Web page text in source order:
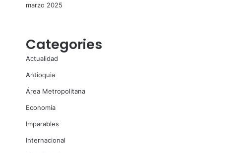
marzo 2025
Categories
Actualidad
Antioquia
Área Metropolitana
Economía
Imparables
Internacional